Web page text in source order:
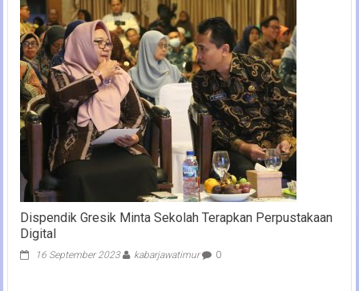
Dispendik Gresik Minta Sekolah Terapkan Perpustakaan
Digital
16 September 2023 kabarjawatimur 0